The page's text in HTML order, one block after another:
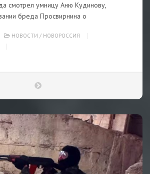
смотрел умницу Аню Кудинову,
бреда Просвирнина о
НОВОСТИ / НОВОРОССИЯ